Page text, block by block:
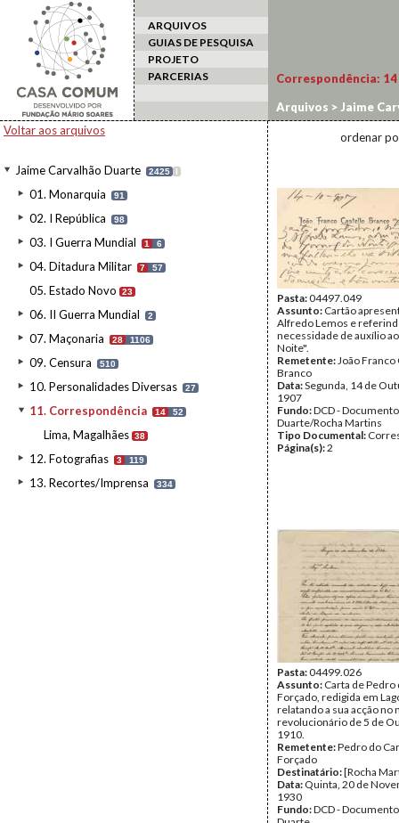
ARQUIVOS
GUIAS DE PESQUISA
PROJETO
PARCERIAS
Voltar aos arquivos
Jaime Carvalhão Duarte 2425 I
01. Monarquia 91
02. I República 98
03. I Guerra Mundial 1 6
04. Ditadura Militar 7 57
05. Estado Novo 23
06. II Guerra Mundial 2
07. Maçonaria 28 1106
09. Censura 510
10. Personalidades Diversas 27
11. Correspondência 14 52
Lima, Magalhães 38
12. Fotografias 3 119
13. Recortes/Imprensa 334
Correspondência: 14
Arquivos > Jaime
ordenar
Pasta:04497.049
Assunto: Cartão
Alfredo Lemos e
necessidade de auxílio
Noite".
Remetente:João Franco
Branco
Data:Segunda, 14 de
1907
Fundo:DCD -
Duarte/Rocha Martins
Tipo Documental:
Página(s):2
Pasta:04499.026
Assunto: Carta de Pedro
Forçado, redigida em
relatando a sua acção
revolucionário de 5 de
1910.
Remetente:Pedro do
Forçado
Destinatário:[Rocha
Data: Quinta, 20 de
1930
Fundo:DCD -